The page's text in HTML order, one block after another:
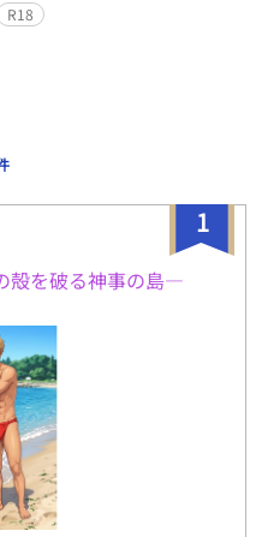
R18
1
殻を破る神事の島―